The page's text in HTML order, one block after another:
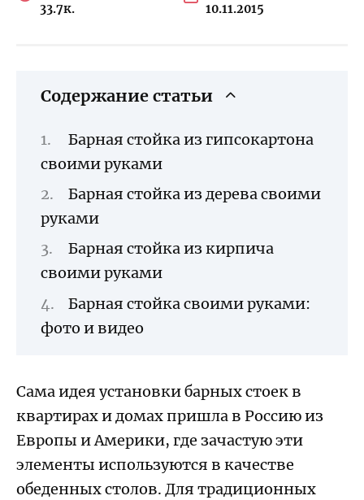
33.7к. 10.11.2015
Содержание статьи
Барная стойка из гипсокартона
своими руками
Барная стойка из дерева своими
руками
Барная стойка из кирпича
своими руками
Барная стойка своими руками:
фото и видео
Сама идея установки барных стоек в
квартирах и домах пришла в Россию из
Европы и Америки, где зачастую эти
элементы используются в качестве
обеденных столов. Для традиционных